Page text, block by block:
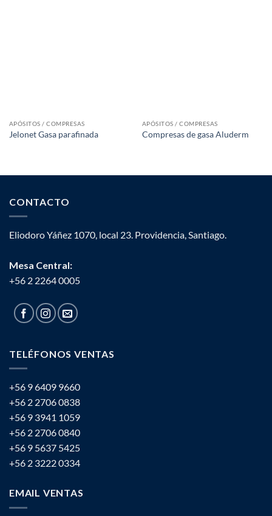
APÓSITOS / COMPRESAS
Jelonet Gasa parafinada
APÓSITOS / COMPRESAS
Compresas de gasa Aluderm
CONTACTO
Eliodoro Yáñez 1070, local 23. Providencia, Santiago.
Mesa Central:
+56 2 2264 0005
TELÉFONOS VENTAS
+56 9 6409 9660
+56 2 2706 0838
+56 9 3941 1059
+56 2 2706 0840
+56 9 5637 5425
+56 2 3222 0334
EMAIL VENTAS